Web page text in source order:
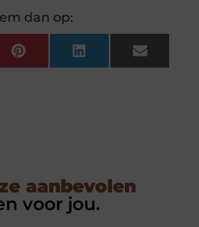
dan op:
PinterestLinkedInEmail
aanbevolen
voor jou.